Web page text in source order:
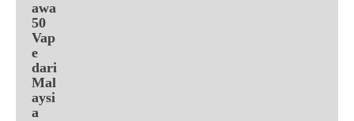
awa
50
Vap
e
dari
Mal
aysi
a